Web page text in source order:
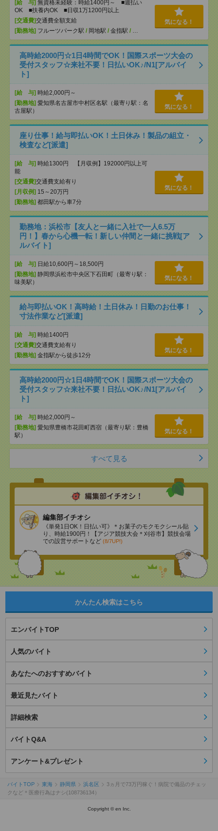
[給 与] 無資格未経験：時給1400円～ ■週払い
OK ■扶養内OK ■日収1万1200円以上
[交通費]交通費全額支給
[勤務地] フルーツパーク駅 / 岡地駅 / 金指駅 / …
気になる！
高時給2000円☆1日4時間でOK！国際スポーツ大会の
受付スタッフ☆来社不要！日払いOK♪/N1[アルバイ
ト]
[給 与] 時給2,000円～
[勤務地] 愛知県名古屋市中村区名駅（最寄り駅：名
古屋駅）
気になる！
座り仕事！給与即払いOK！土日休み！製品の組立・
検査など[派遣]
[給 与] 時給1300円 【月収例】192000円以上可
能
[交通費]交通費支給有り
[月収例] 15～20万円
[勤務地] 都田駅から車7分
気になる！
勤務地：浜松市【友人と一緒に入社で一人6.5万
円！】春から心機一転！新しい仲間と一緒に挑戦[ア
ルバイト]
[給 与] 日給10,600円～18,500円
[勤務地] 静岡県浜松市中央区下石田町（最寄り駅：
味美駅）
気になる！
給与即払いOK！高時給！土日休み！日勤のお仕事！
寸法作業など[派遣]
[給 与] 時給1400円
[交通費]交通費支給有り
[勤務地] 金指駅から徒歩12分
気になる！
高時給2000円☆1日4時間でOK！国際スポーツ大会の
受付スタッフ☆来社不要！日払いOK♪/N1[アルバイ
ト]
[給 与] 時給2,000円～
[勤務地] 愛知県豊橋市花田町西宿（最寄り駅：豊橋
駅）
気になる！
すべて見る
編集部イチオシ
《単発1日OK！日払い可》＊お菓子のモクモクシール貼
り、時給1900円！【アジア競技大会＊刈谷市】競技会場
での設営サポートなど (8/7UP!)
かんたん検索はこちら
エンバイトTOP
人気のバイト
あなたへのおすすめバイト
最近見たバイト
詳細検索
バイトQ&A
アンケート&プレゼント
バイトTOP 東海 静岡県 浜名区
3ヵ月で73万円稼ぐ！病院で備品のチェッ
クなど＊医療行為はナシ(108736134）
Copyright © en Inc.